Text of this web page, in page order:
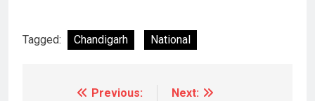
Tagged: Chandigarh National
Previous:
Next: